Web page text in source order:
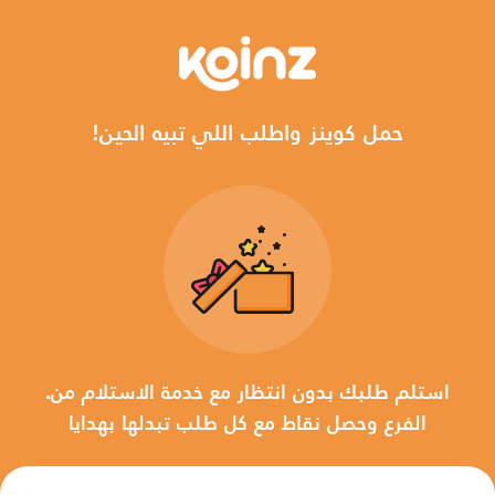
!حمل كوينز واطلب اللي تبيه الحين
.استلم طلبك بدون انتظار مع خدمة الاستلام من
الفرع وحصل نقاط مع كل طلب تبدلها بهدايا